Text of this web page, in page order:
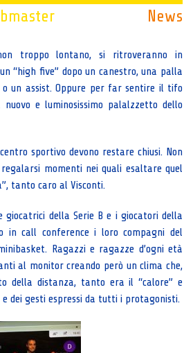
News
troppo lontano, si ritroveranno in
“high five” dopo un canestro, una palla
un assist. Oppure per far sentire il tifo
e luminosissimo palalzzetto dello
sportivo devono restare chiusi. Non
momenti nei quali esaltare quel
tanto caro al Visconti.
giocatrici della Serie B e i giocatori della
in call conference i loro compagni del
Ragazzi e ragazze d’ogni età
al monitor creando però un clima che,
della distanza, tanto era il “calore” e
e dei gesti espressi da tutti i protagonisti.